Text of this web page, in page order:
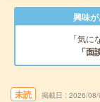
興味
「気
「面
未読 掲載日 2026/08/